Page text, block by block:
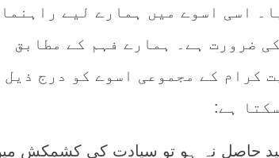
اسی اسوے میں ہمارے لیے
ضرورت ہے۔ ہمارے فہم کے مطابق
کرام کے مجموعی اسوے کو درج ذیل
ہے:
حاصل نہ ہو تو سیادت کی کشمکش